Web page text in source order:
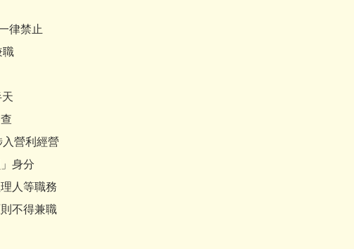
律禁止
職
入營利經營
身分
人等職務
不得兼職